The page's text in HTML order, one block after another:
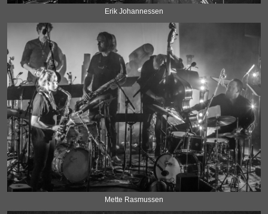
Erik Johannessen
Mette Rasmussen